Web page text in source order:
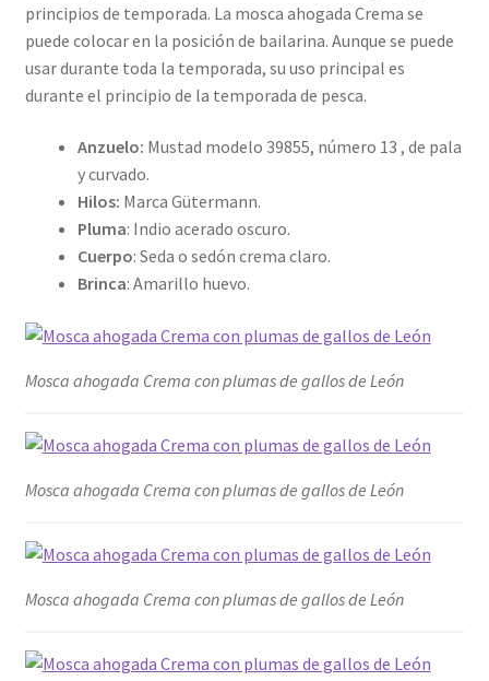
Shop
Tienda
principios de temporada. La mosca ahogada Crema se
puede colocar en la posición de bailarina. Aunque se puede
usar durante toda la temporada, su uso principal es
durante el principio de la temporada de pesca.
Anzuelo: Mustad modelo 39855, número 13 , de pala
y curvado.
Hilos: Marca Gütermann.
Pluma: Indio acerado oscuro.
Cuerpo: Seda o sedón crema claro.
Brinca: Amarillo huevo.
Mosca ahogada Crema con plumas de gallos de León
Mosca ahogada Crema con plumas de gallos de León
Mosca ahogada Crema con plumas de gallos de León